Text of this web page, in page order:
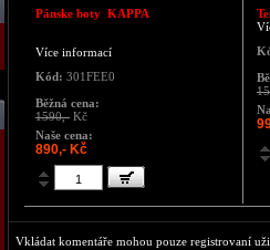
Pánske boty KAPPA
Více informací
Kód: 301FEE0
Běžná cena:
1590,- Kč
Naše cena:
890,- Kč
Vkládat komentáře mohou pouze registrovaní